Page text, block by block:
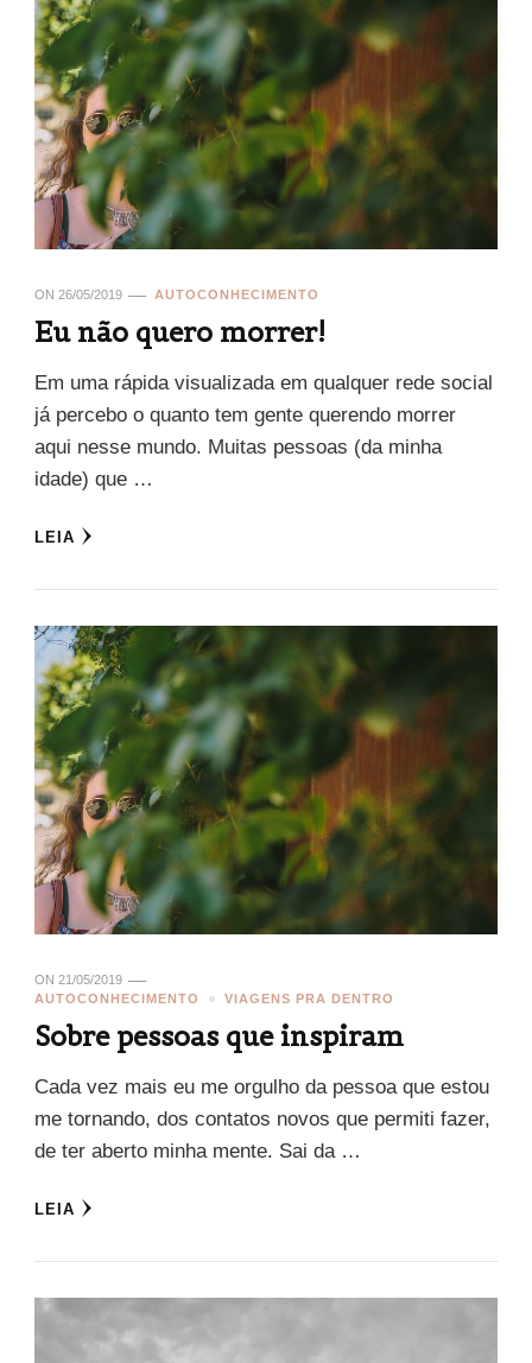
ON 26/05/2019 AUTOCONHECIMENTO
Eu não quero morrer!
Em uma rápida visualizada em qualquer rede social
já percebo o quanto tem gente querendo morrer
aqui nesse mundo. Muitas pessoas (da minha
idade) que …
LEIA
ON 21/05/2019
AUTOCONHECIMENTO
VIAGENS PRA DENTRO
Sobre pessoas que inspiram
Cada vez mais eu me orgulho da pessoa que estou
me tornando, dos contatos novos que permiti fazer,
de ter aberto minha mente. Sai da …
LEIA